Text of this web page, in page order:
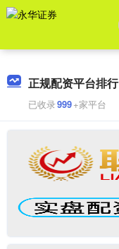
正规配资平台排行
已收录999+家平台